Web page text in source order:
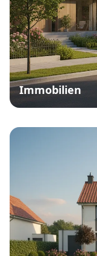
Immobilien